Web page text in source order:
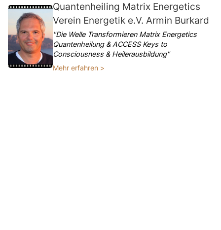
Quantenheiling Matrix Energetics
Verein Energetik e.V. Armin Burkard
"Die Welle Transformieren Matrix Energetics
Quantenheilung & ACCESS Keys to
Consciousness & Heilerausbildung"
Mehr erfahren >